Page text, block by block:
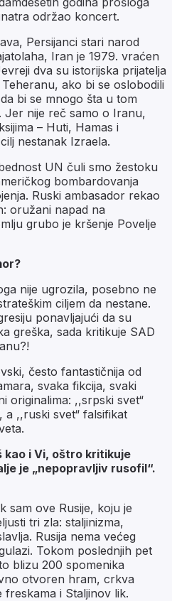
održao koncert.
Persijanci stari narod
Iran je 1979. vraćen
dva su istorijska prijatelja
ako bi se oslobodili
bi se mnogo šta u tom
Jer nije reč samo o Iranu,
– Huti, Hamas i
nestanak Izraela.
UN čuli smo žestoku
bombardovanja
Ruski ambasador rekao
oružani napad na
grubo je kršenje Povelje
nije ugrozila, posebno ne
ciljem da nestane.
ponavljajući da su
greška, sada kritikuje SAD
često fantastičnija od
svaka fikcija, svaki
originalima: ,,srpski svet“
a ,,ruski svet“ falsifikat
kao i Vi, oštro kritikuje
je „nepopravljiv rusofil“.
sam ove Rusije, koju je
tri zla: staljinizma,
Rusija nema većeg
Tokom poslednjih pet
blizu 200 spomenika
otvoren hram, crkva
freskama i Staljinov lik.